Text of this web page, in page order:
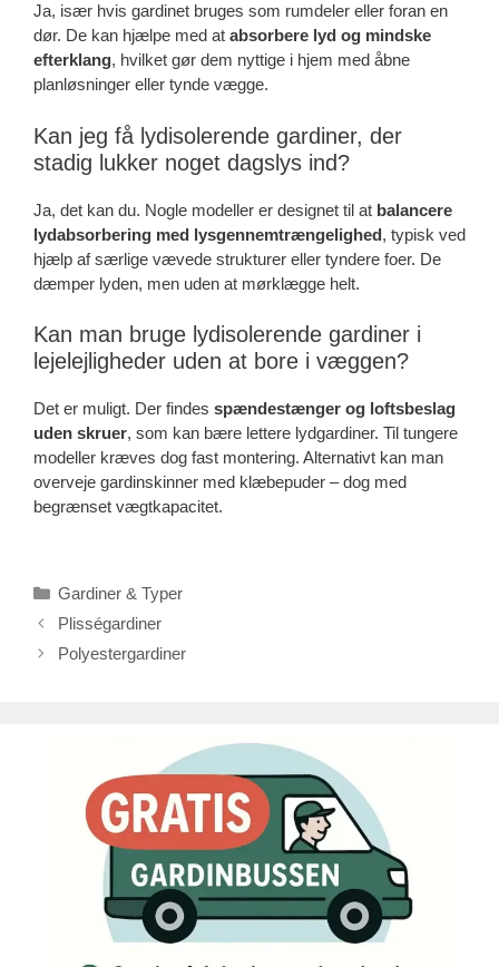
Ja, især hvis gardinet bruges som rumdeler eller foran en
dør. De kan hjælpe med at absorbere lyd og mindske
efterklang, hvilket gør dem nyttige i hjem med åbne
planløsninger eller tynde vægge.
Kan jeg få lydisolerende gardiner, der
stadig lukker noget dagslys ind?
Ja, det kan du. Nogle modeller er designet til at balancere
lydabsorbering med lysgennemtrængelighed, typisk ved
hjælp af særlige vævede strukturer eller tyndere foer. De
dæmper lyden, men uden at mørklægge helt.
Kan man bruge lydisolerende gardiner i
lejelejligheder uden at bore i væggen?
Det er muligt. Der findes spændestænger og loftsbeslag
uden skruer, som kan bære lettere lydgardiner. Til tungere
modeller kræves dog fast montering. Alternativt kan man
overveje gardinskinner med klæbepuder – dog med
begrænset vægtkapacitet.
Kategorier
Gardiner & Typer
Plisségardiner
Polyestergardiner